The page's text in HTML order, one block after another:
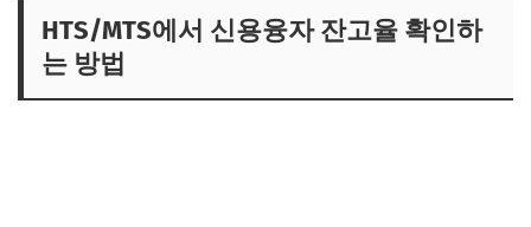
HTS/MTS에서 신용융자 잔고율 확인하
는 방법